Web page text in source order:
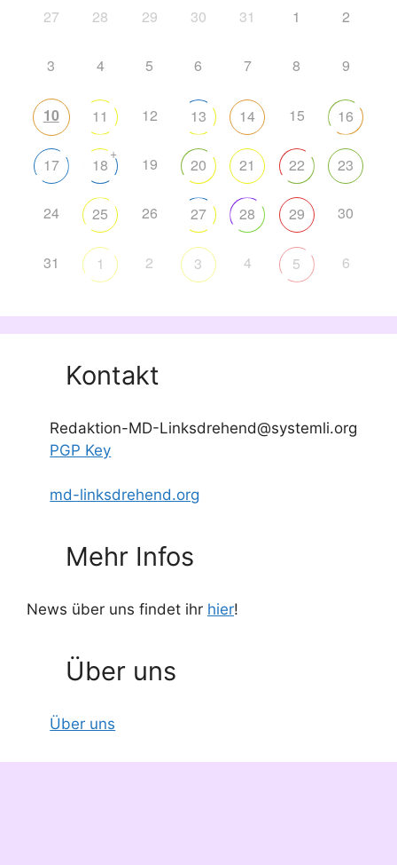
27
28 29 30 31 1 2
3 4 5 6 7 8 9
10 11 12 13 14 15 16
17 18
+
19 20 21 22 23
24 25 26 27 28 29 30
31 1 2 3 4 5 6
Kontakt
Redaktion-MD-Linksdrehend@systemli.org
PGP Key
md-linksdrehend.org
Mehr Infos
News über uns findet ihr hier!
Über uns
Über uns